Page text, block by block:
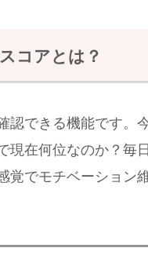
コアとは？
認できる機能です。
現在何位なのか？毎
覚でモチベーション